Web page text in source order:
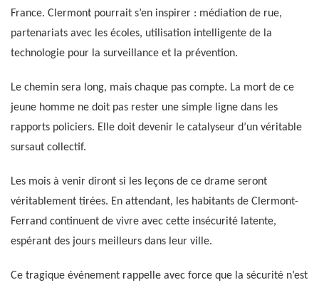
France. Clermont pourrait s’en inspirer : médiation de rue,
partenariats avec les écoles, utilisation intelligente de la
technologie pour la surveillance et la prévention.
Le chemin sera long, mais chaque pas compte. La mort de ce
jeune homme ne doit pas rester une simple ligne dans les
rapports policiers. Elle doit devenir le catalyseur d’un véritable
sursaut collectif.
Les mois à venir diront si les leçons de ce drame seront
véritablement tirées. En attendant, les habitants de Clermont-
Ferrand continuent de vivre avec cette insécurité latente,
espérant des jours meilleurs dans leur ville.
Ce tragique événement rappelle avec force que la sécurité n’est